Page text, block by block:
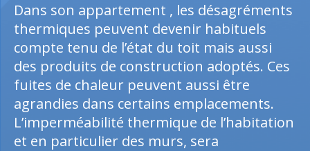
Dans son appartement , les désagréments
thermiques peuvent devenir habituels
compte tenu de l’état du toit mais aussi
des produits de construction adoptés. Ces
fuites de chaleur peuvent aussi être
agrandies dans certains emplacements.
L’imperméabilité thermique de l’habitation
et en particulier des murs, sera